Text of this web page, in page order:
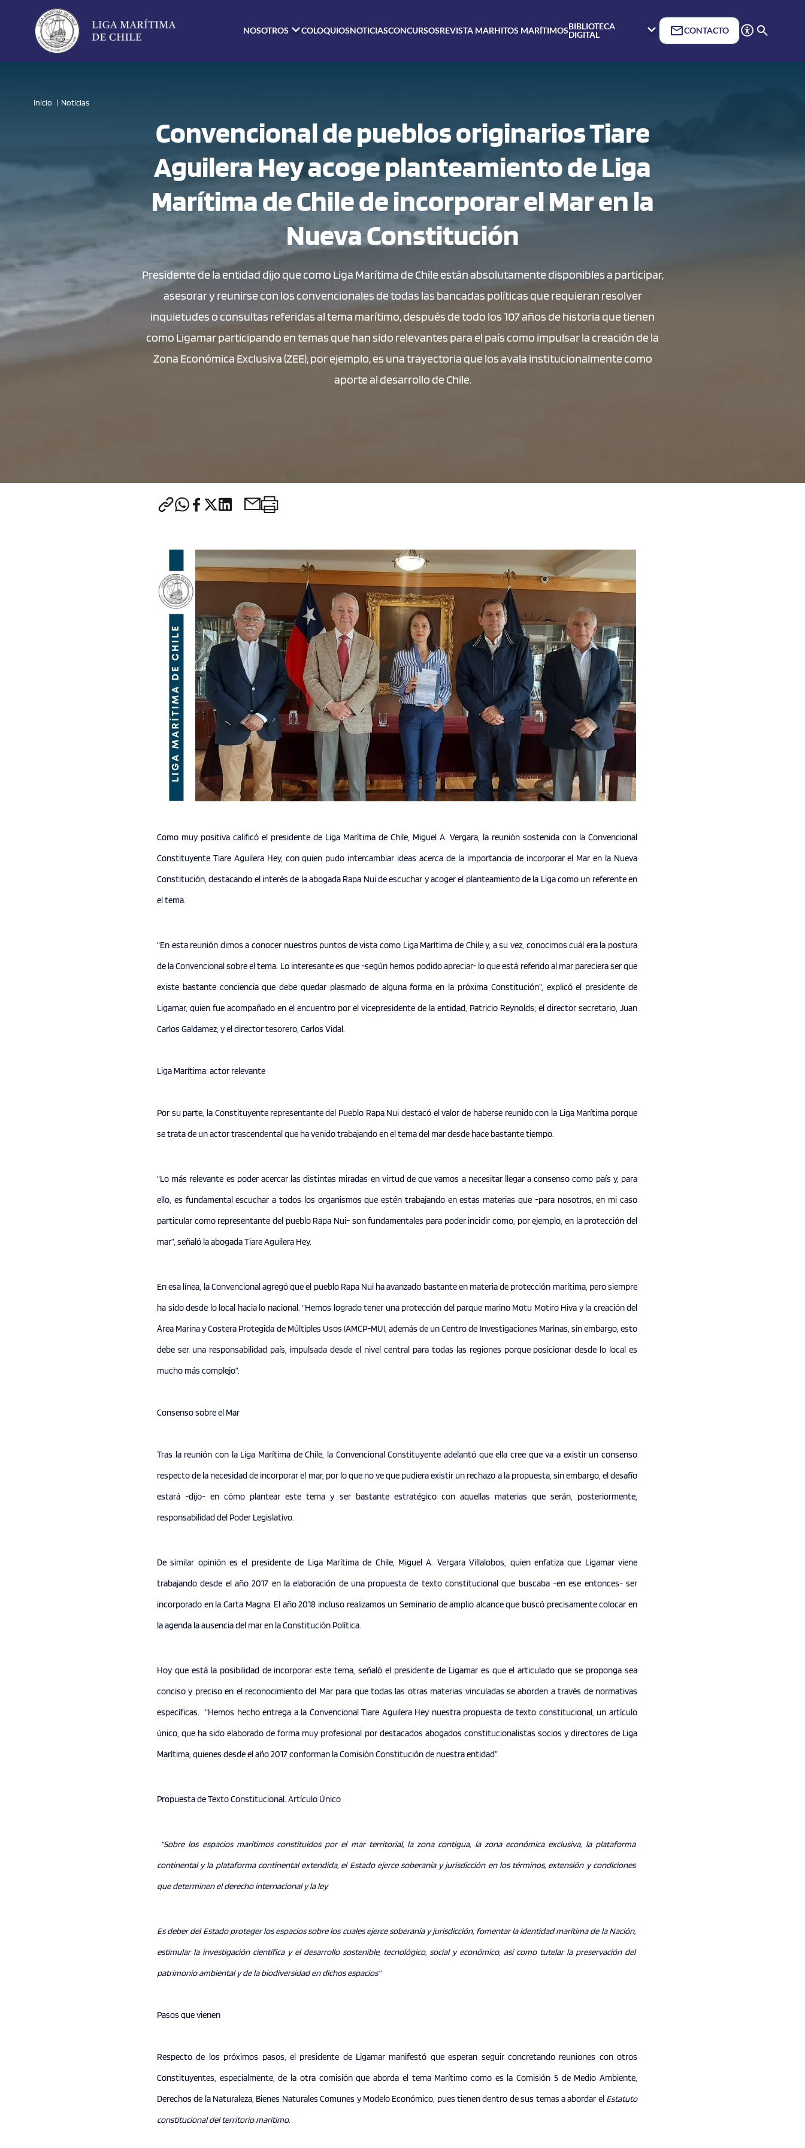
NOSOTROS COLOQUIOSNOTICIASCONCURSOSREVISTA MARHITOS MARÍTIMOSBIBLIOTECA
DIGITAL
CONTACTO
Inicio Noticias
Convencional de pueblos originarios Tiare
Aguilera Hey acoge planteamiento de Liga
Marítima de Chile de incorporar el Mar en la
Nueva Constitución
Presidente de la entidad dijo que como Liga Marítima de Chile están absolutamente disponibles a participar,
asesorar y reunirse con los convencionales de todas las bancadas políticas que requieran resolver
inquietudes o consultas referidas al tema marítimo, después de todo los 107 años de historia que tienen
como Ligamar participando en temas que han sido relevantes para el país como impulsar la creación de la
Zona Económica Exclusiva (ZEE), por ejemplo, es una trayectoria que los avala institucionalmente como
aporte al desarrollo de Chile.
Como muy positiva calificó el presidente de Liga Marítima de Chile, Miguel A. Vergara, la reunión sostenida con la Convencional
Constituyente Tiare Aguilera Hey, con quien pudo intercambiar ideas acerca de la importancia de incorporar el Mar en la Nueva
Constitución, destacando el interés de la abogada Rapa Nui de escuchar y acoger el planteamiento de la Liga como un referente en
el tema.
“En esta reunión dimos a conocer nuestros puntos de vista como Liga Marítima de Chile y, a su vez, conocimos cuál era la postura
de la Convencional sobre el tema. Lo interesante es que -según hemos podido apreciar- lo que está referido al mar pareciera ser que
existe bastante conciencia que debe quedar plasmado de alguna forma en la próxima Constitución”, explicó el presidente de
Ligamar, quien fue acompañado en el encuentro por el vicepresidente de la entidad, Patricio Reynolds; el director secretario, Juan
Carlos Galdamez; y el director tesorero, Carlos Vidal.
Liga Marítima: actor relevante
Por su parte, la Constituyente representante del Pueblo Rapa Nui destacó el valor de haberse reunido con la Liga Marítima porque
se trata de un actor trascendental que ha venido trabajando en el tema del mar desde hace bastante tiempo.
“Lo más relevante es poder acercar las distintas miradas en virtud de que vamos a necesitar llegar a consenso como país y, para
ello, es fundamental escuchar a todos los organismos que estén trabajando en estas materias que -para nosotros, en mi caso
particular como representante del pueblo Rapa Nui- son fundamentales para poder incidir como, por ejemplo, en la protección del
mar”, señaló la abogada Tiare Aguilera Hey.
En esa línea, la Convencional agregó que el pueblo Rapa Nui ha avanzado bastante en materia de protección marítima, pero siempre
ha sido desde lo local hacia lo nacional. “Hemos logrado tener una protección del parque marino Motu Motiro Hiva y la creación del
Área Marina y Costera Protegida de Múltiples Usos (AMCP-MU), además de un Centro de Investigaciones Marinas, sin embargo, esto
debe ser una responsabilidad país, impulsada desde el nivel central para todas las regiones porque posicionar desde lo local es
mucho más complejo”.
Consenso sobre el Mar
Tras la reunión con la Liga Marítima de Chile, la Convencional Constituyente adelantó que ella cree que va a existir un consenso
respecto de la necesidad de incorporar el mar, por lo que no ve que pudiera existir un rechazo a la propuesta, sin embargo, el desafío
estará -dijo- en cómo plantear este tema y ser bastante estratégico con aquellas materias que serán, posteriormente,
responsabilidad del Poder Legislativo.
De similar opinión es el presidente de Liga Marítima de Chile, Miguel A. Vergara Villalobos, quien enfatiza que Ligamar viene
trabajando desde el año 2017 en la elaboración de una propuesta de texto constitucional que buscaba -en ese entonces- ser
incorporado en la Carta Magna. El año 2018 incluso realizamos un Seminario de amplio alcance que buscó precisamente colocar en
la agenda la ausencia del mar en la Constitución Política.
Hoy que está la posibilidad de incorporar este tema, señaló el presidente de Ligamar es que el articulado que se proponga sea
conciso y preciso en el reconocimiento del Mar para que todas las otras materias vinculadas se aborden a través de normativas
específicas. “Hemos hecho entrega a la Convencional Tiare Aguilera Hey nuestra propuesta de texto constitucional, un artículo
único, que ha sido elaborado de forma muy profesional por destacados abogados constitucionalistas socios y directores de Liga
Marítima, quienes desde el año 2017 conforman la Comisión Constitución de nuestra entidad”.
Propuesta de Texto Constitucional. Artículo Único
“Sobre los espacios marítimos constituidos por el mar territorial, la zona contigua, la zona económica exclusiva, la plataforma
continental y la plataforma continental extendida, el Estado ejerce soberanía y jurisdicción en los términos, extensión y condiciones
que determinen el derecho internacional y la ley.
Es deber del Estado proteger los espacios sobre los cuales ejerce soberanía y jurisdicción, fomentar la identidad marítima de la Nación,
estimular la investigación científica y el desarrollo sostenible, tecnológico, social y económico, así como tutelar la preservación del
patrimonio ambiental y de la biodiversidad en dichos espacios”
Pasos que vienen
Respecto de los próximos pasos, el presidente de Ligamar manifestó que esperan seguir concretando reuniones con otros
Constituyentes, especialmente, de la otra comisión que aborda el tema Marítimo como es la Comisión 5 de Medio Ambiente,
Derechos de la Naturaleza, Bienes Naturales Comunes y Modelo Económico, pues tienen dentro de sus temas a abordar elEstatuto
constitucional del territorio marítimo.